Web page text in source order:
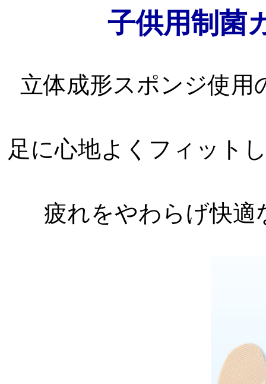
子供用制菌
立体成形スポンジ使
足に心地よくフィット
疲れをやわらげ快適